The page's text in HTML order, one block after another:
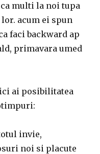
multi la noi tupa
acum ei spun
faci backward ap
primavara umed
ai posibilitatea
invie,
noi si placute